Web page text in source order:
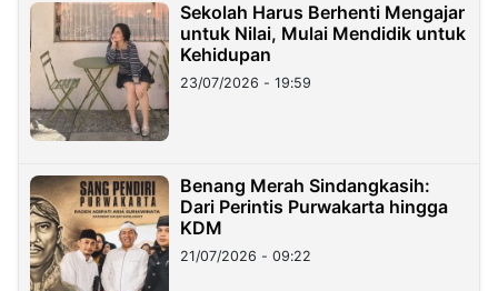
Sekolah Harus Berhenti Mengajar
untuk Nilai, Mulai Mendidik untuk
Kehidupan
23/07/2026 - 19:59
Benang Merah Sindangkasih:
Dari Perintis Purwakarta hingga
KDM
21/07/2026 - 09:22